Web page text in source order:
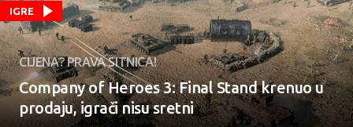
IGRE
CIJENA? PRAVA SITNICA!
Company of Heroes 3: Final Stand krenuo u
prodaju, igrači nisu sretni